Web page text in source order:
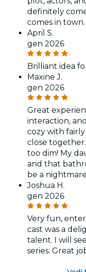
definitely
comes in town.
April S.
gen 2026
Brilliant idea
Maxine J.
gen 2026
Great
interaction,
cozy with
close
too dim! My
and that
be a
Joshua H.
gen 2026
Very fun,
cast was a
talent. I will
series. Great